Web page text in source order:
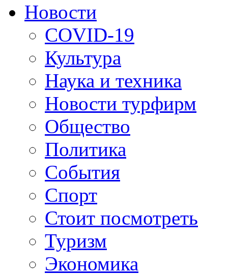
Новости
COVID-19
Культура
Наука и техника
Новости турфирм
Общество
Политика
События
Спорт
Стоит посмотреть
Туризм
Экономика